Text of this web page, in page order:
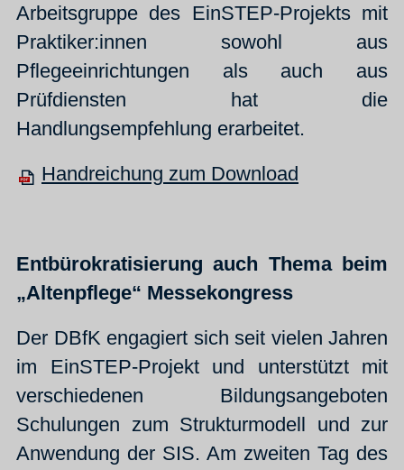
Arbeitsgruppe des EinSTEP-Projekts mit
Praktiker:innen sowohl aus
Pflegeeinrichtungen als auch aus
Prüfdiensten hat die
Handlungsempfehlung erarbeitet.
Handreichung zum Download
Entbürokratisierung auch Thema beim
„Altenpflege“ Messekongress
Der DBfK engagiert sich seit vielen Jahren
im EinSTEP-Projekt und unterstützt mit
verschiedenen Bildungsangeboten
Schulungen zum Strukturmodell und zur
Anwendung der SIS. Am zweiten Tag des